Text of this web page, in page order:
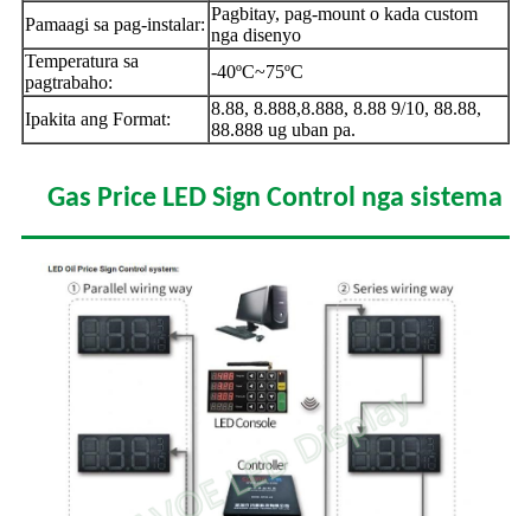
Pamaagi sa pag-instalar:
Pagbitay, pag-mount o kada custom
nga disenyo
Temperatura sa
pagtrabaho:
-40ºC~75ºC
Ipakita ang Format:
8.88, 8.888,8.888, 8.88 9/10, 88.88,
88.888 ug uban pa.
Gas Price LED Sign Control nga sistema